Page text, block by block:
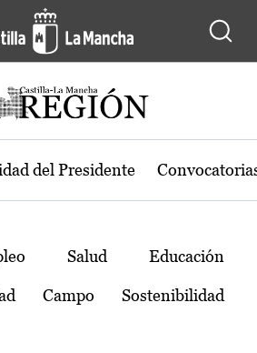
región de Castilla-La
del Presidente
Salud Educación
Campo Sostenibilidad